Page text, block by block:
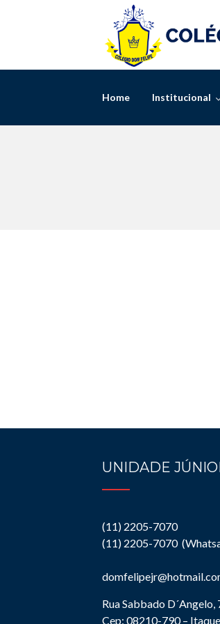
Home Institucional
UNIDADE
(11) 2205-7070
(11) 2205-7070
Rua Sabbado D´Angelo,
Cep: 08210-790 –